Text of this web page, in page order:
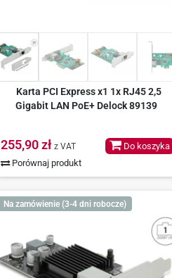
Karta PCI Express x1 1x RJ45 2,5
Gigabit LAN PoE+ Delock 89139
255,90 zł z VAT
Porównaj produkt
Do koszyka
Na zamówienie (3-4 dni robocze)